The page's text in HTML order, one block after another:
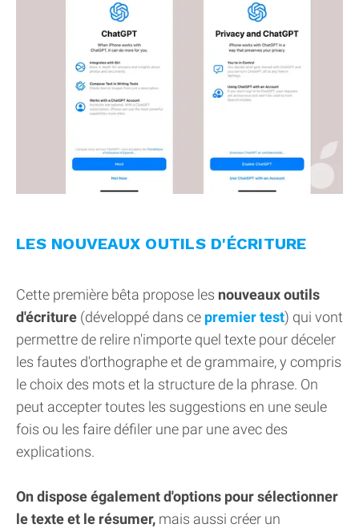
LES NOUVEAUX OUTILS D'ÉCRITURE
Cette première bêta propose les nouveaux outils
d'écriture (développé dans ce premier test) qui vont
permettre de relire n'importe quel texte pour déceler
les fautes d'orthographe et de grammaire, y compris
le choix des mots et la structure de la phrase. On
peut accepter toutes les suggestions en une seule
fois ou les faire défiler une par une avec des
explications.
On dispose également d'options pour sélectionner
le texte et le résumer, mais aussi créer un